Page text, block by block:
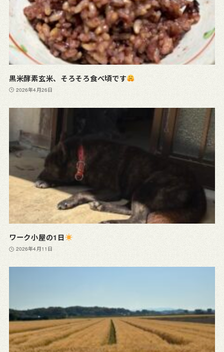
黒米酵素玄米、そろそろ食べ頃です
2026年4月26日
ワーク小屋の1日
2026年4月11日